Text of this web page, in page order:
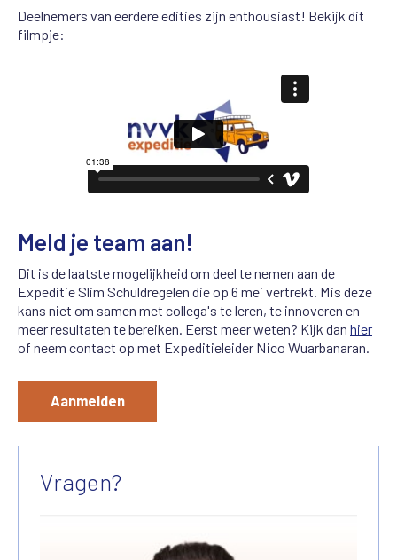
Deelnemers van eerdere edities zijn enthousiast! Bekijk dit
filmpje:
Meld je team aan!
Dit is de laatste mogelijkheid om deel te nemen aan de
Expeditie Slim Schuldregelen die op 6 mei vertrekt. Mis deze
kans niet om samen met collega's te leren, te innoveren en
meer resultaten te bereiken. Eerst meer weten? Kijk dan hier
of neem contact op met Expeditieleider Nico Wuarbanaran.
Aanmelden
Vragen?